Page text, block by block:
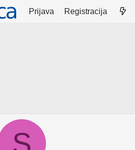
Prijava Registracija
S